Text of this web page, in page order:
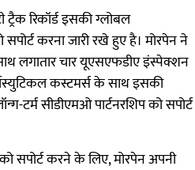
रिकॉर्ड इसकी ग्लोबल
करना जारी रखे हुए है। मोरपेन ने
लगातार चार यूएसएफडीए इंस्पेक्शन
कस्टमर्स के साथ इसकी
टर्म सीडीएमओ पार्टनरशिप को सपोर्ट
सपोर्ट करने के लिए, मोरपेन अपनी